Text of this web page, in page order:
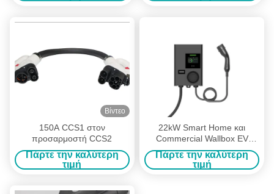
τύπο - καλώδιο φορτιστών 2
Βίντεο
150A CCS1 στον
προσαρμοστή CCS2
Πάρτε την καλύτερη
τιμή
22kW Smart Home και
Commercial Wallbox EV
φορτιστή με υποστήριξη
RFID, WiFi και OCPP
Πάρτε την καλύτερη
τιμή